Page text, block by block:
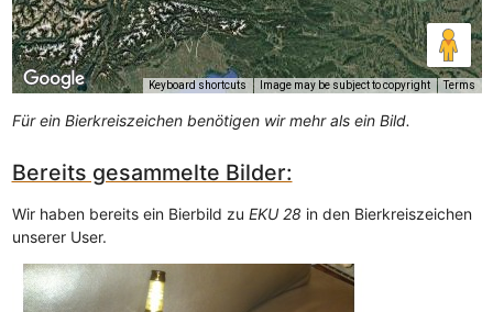
Keyboard shortcuts Image may be subject to copyright Terms
Für ein Bierkreiszeichen benötigen wir mehr als ein Bild.
Bereits gesammelte Bilder:
Wir haben bereits ein Bierbild zu EKU 28 in den Bierkreiszeichen
unserer User.